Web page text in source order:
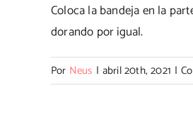
Coloca la bandeja en la
dorando por igual.
Por Neus | abril 20th, 2021 |